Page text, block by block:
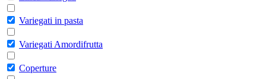
Variegati in pasta
Variegati Amordifrutta
Coperture